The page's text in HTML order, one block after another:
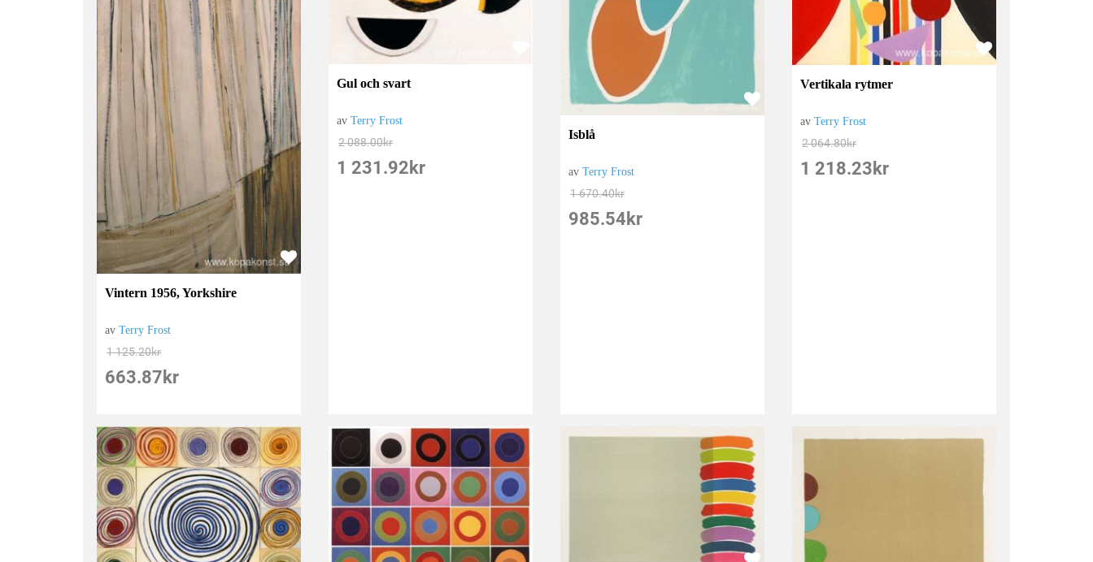
Vintern 1956, Yorkshire
avTerry Frost
1 125.20kr
663.87 kr
Gul och svart
avTerry Frost
2 088.00kr
1 231.92 kr
Isblå
avTerry Frost
1 670.40kr
985.54 kr
Vertikala rytmer
avTerry Frost
2 064.80kr
1 218.23 kr